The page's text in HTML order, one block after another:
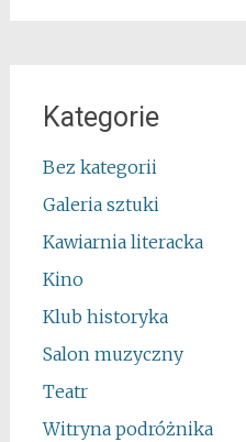
Kategorie
Bez kategorii
Galeria sztuki
Kawiarnia literacka
Kino
Klub historyka
Salon muzyczny
Teatr
Witryna podróżnika